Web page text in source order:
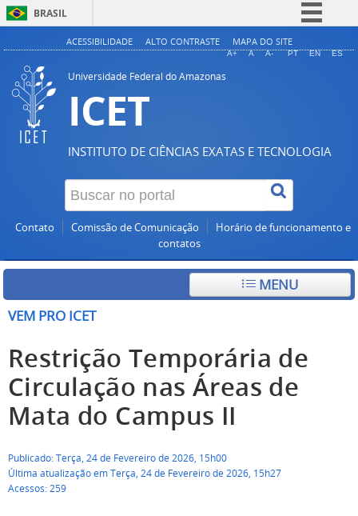
BRASIL
Simplifique!
ACESSIBILIDADE ALTO CONTRASTE MAPA DO SITE
A+ A A- PT EN ES
Universidade Federal do Amazonas
ICET
INSTITUTO DE CIÊNCIAS EXATAS E TECNOLOGIA
Contato Comissão de Comunicação
Horário de funcionamento e
contatos
MENU
VEM PRO ICET
Restrição Temporária de
Circulação nas Áreas de
Mata do Campus II
Publicado: Terça, 24 de Fevereiro de 2026, 15h00
Última atualização em Terça, 24 de Fevereiro de 2026, 15h27
Acessos: 259